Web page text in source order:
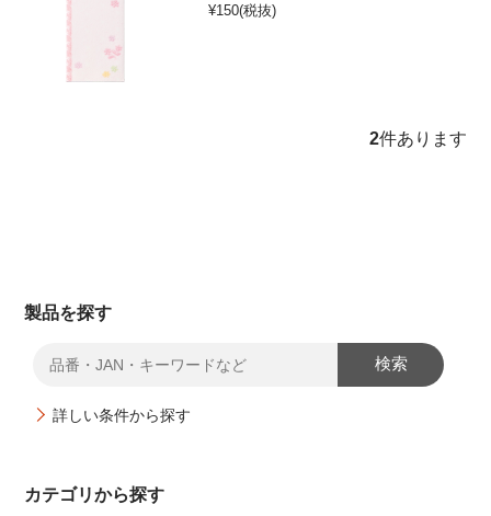
¥150(税抜)
2件あります
製品を探す
検索
詳しい条件から探す
カテゴリから探す